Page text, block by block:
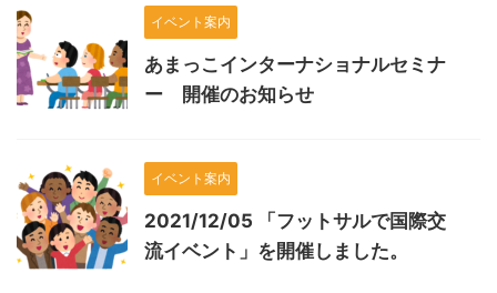
イベント案内
あまっこインターナショナルセミナ
ー 開催のお知らせ
イベント案内
2021/12/05 「フットサルで国際交
流イベント」を開催しました。